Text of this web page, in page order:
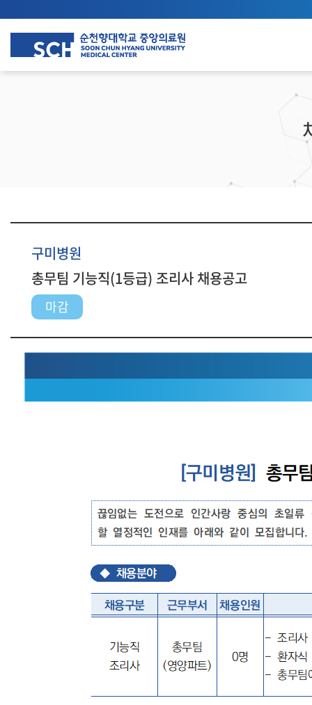
구미병원
총무팀 기능직(1등급) 조리사 채용공고
마감